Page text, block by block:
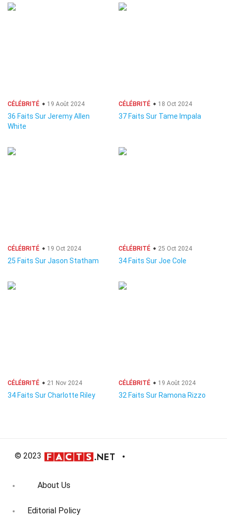
CÉLÉBRITÉ 19 Août 2024
36 Faits Sur Jeremy Allen
White
CÉLÉBRITÉ 18 Oct 2024
37 Faits Sur Tame Impala
CÉLÉBRITÉ 19 Oct 2024
25 Faits Sur Jason Statham
CÉLÉBRITÉ 25 Oct 2024
34 Faits Sur Joe Cole
CÉLÉBRITÉ 21 Nov 2024
34 Faits Sur Charlotte Riley
CÉLÉBRITÉ 19 Août 2024
32 Faits Sur Ramona Rizzo
© 2023
About Us
Editorial Policy